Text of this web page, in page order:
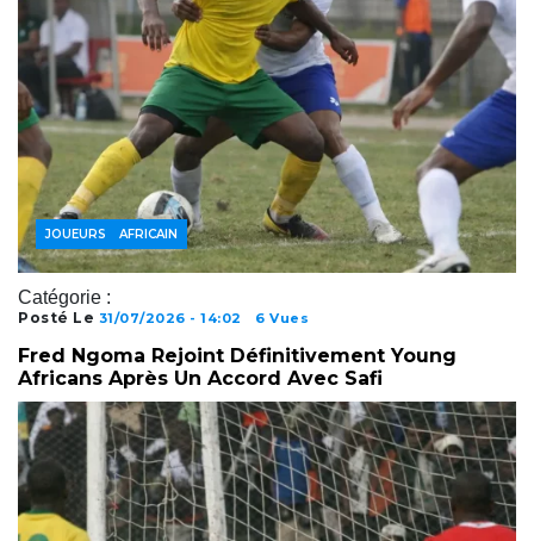
Catégorie :
FOOTBALL AFRICAIN
JOUEURS
Posté Le 31/07/2026 - 14:02 6 Vues
Fred Ngoma Rejoint Définitivement Young
Africans Après Un Accord Avec Safi